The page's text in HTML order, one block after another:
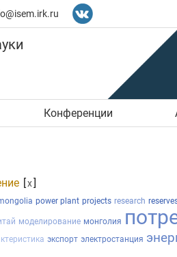
Конференции
[x]
power plant projects research
моделирование монголия
экспорт электростанция